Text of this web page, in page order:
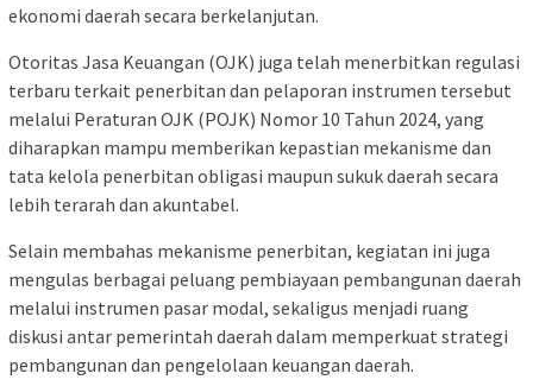
ekonomi daerah secara berkelanjutan.
Otoritas Jasa Keuangan (OJK) juga telah menerbitkan regulasi
terbaru terkait penerbitan dan pelaporan instrumen tersebut
melalui Peraturan OJK (POJK) Nomor 10 Tahun 2024, yang
diharapkan mampu memberikan kepastian mekanisme dan
tata kelola penerbitan obligasi maupun sukuk daerah secara
lebih terarah dan akuntabel.
Selain membahas mekanisme penerbitan, kegiatan ini juga
mengulas berbagai peluang pembiayaan pembangunan daerah
melalui instrumen pasar modal, sekaligus menjadi ruang
diskusi antar pemerintah daerah dalam memperkuat strategi
pembangunan dan pengelolaan keuangan daerah.